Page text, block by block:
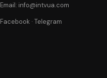
Email: info@intvua.com
Facebook ·Telegram